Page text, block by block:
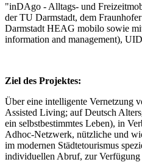
"inDAgo - Alltags- und
der TU Darmstadt, dem
Darmstadt HEAG mobilo sowie
information and management),
Ziel des Projektes:
Über eine intelligente Vernetzung
Assisted Living; auf Deutsch
ein selbstbestimmtes Leben), in
Adhoc-Netzwerk, nützliche und
im modernen Städtetourismus
individuellen Abruf, zur Verfügung